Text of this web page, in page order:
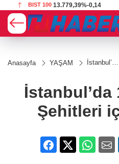
BIST 100 13.779,39%-0,14
Anasayfa YAŞAM
İstanbul’da
Şehitleri
için mevlid
İstanbul’da
Şehitleri